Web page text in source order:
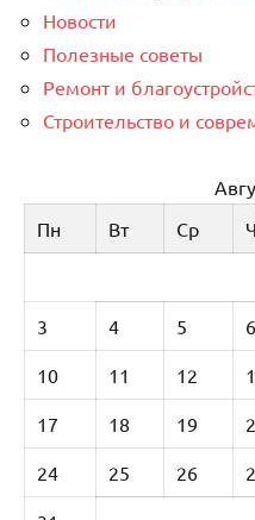
Новости
Полезные советы
Ремонт и
Строительство и
Пн
Вт Ср
3 4 5 6
10 11 12
17 18 19
24 25 26